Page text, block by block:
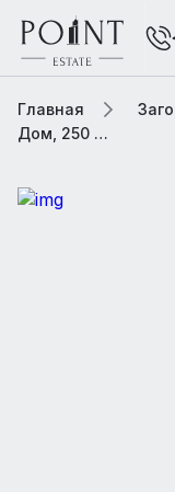
Главная
Дом, 250 м² В коттеджном поселке «Аносино парк»